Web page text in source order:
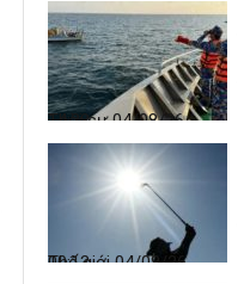
Thời sự
04/08/26, 14:28
Thế giới
04/08/26, 00:13